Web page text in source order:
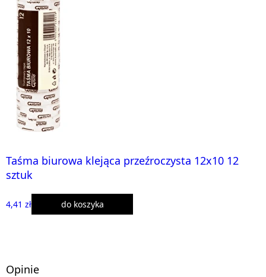
Taśma biurowa klejąca przeźroczysta 12x10 12
sztuk
4,41 zł do koszyka
Opinie